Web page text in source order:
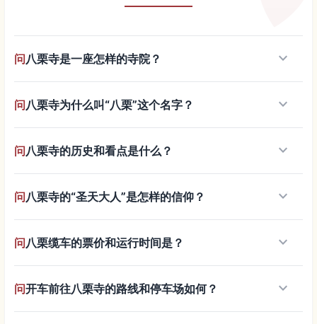
问八栗寺是一座怎样的寺院？ keyboard_arrow_down
问八栗寺为什么叫“八栗”这个名字？ keyboard_arrow_down
问八栗寺的历史和看点是什么？ keyboard_arrow_down
问八栗寺的“圣天大人”是怎样的信仰？ keyboard_arrow_down
问八栗缆车的票价和运行时间是？ keyboard_arrow_down
问开车前往八栗寺的路线和停车场如何？ keyboard_arrow_down